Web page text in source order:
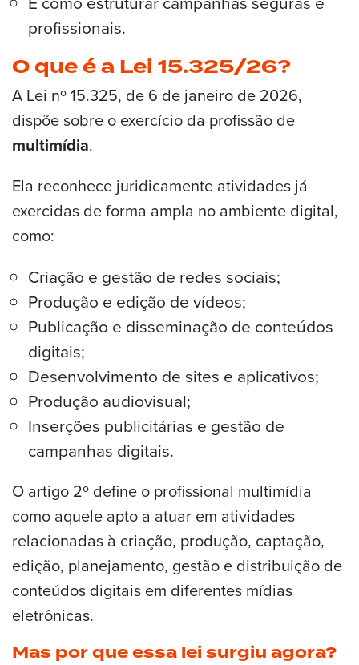
profissionais.
O que é a Lei 15.325/26?
A Lei nº 15.325, de 6 de janeiro de 2026,
dispõe sobre o exercício da profissão de
multimídia.
Ela reconhece juridicamente atividades já
exercidas de forma ampla no ambiente digital,
como:
Criação e gestão de redes sociais;
Produção e edição de vídeos;
Publicação e disseminação de conteúdos
digitais;
Desenvolvimento de sites e aplicativos;
Produção audiovisual;
Inserções publicitárias e gestão de
campanhas digitais.
O artigo 2º define o profissional multimídia
como aquele apto a atuar em atividades
relacionadas à criação, produção, captação,
edição, planejamento, gestão e distribuição de
conteúdos digitais em diferentes mídias
eletrônicas.
Mas por que essa lei surgiu agora?